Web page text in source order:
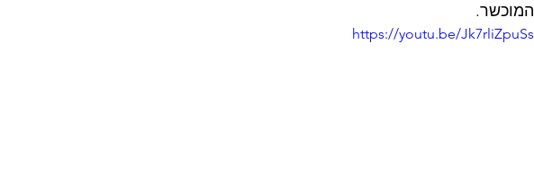
המוכשר.
https://youtu.be/Jk7rliZpuSs